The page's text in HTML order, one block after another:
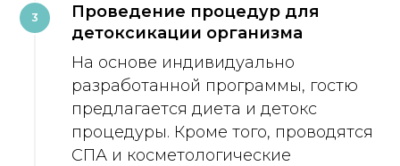
3
Проведение процедур для
детоксикации организма
На основе индивидуально
разработанной программы, гостю
предлагается диета и детокс
процедуры. Кроме того, проводятся
СПА и косметологические